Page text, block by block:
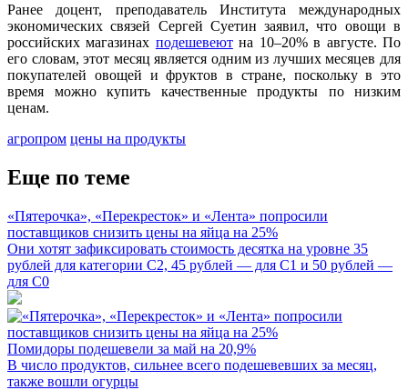
Ранее доцент, преподаватель Института международных
экономических связей Сергей Суетин заявил, что овощи в
российских магазинах подешевеютна 10–20% в августе. По
его словам, этот месяц является одним из лучших месяцев для
покупателей овощей и фруктов в стране, поскольку в это
время можно купить качественные продукты по низким
ценам.
агропром цены на продукты
Еще по теме
«Пятерочка», «Перекресток» и «Лента» попросили
поставщиков снизить цены на яйца на 25%
Они хотят зафиксировать стоимость десятка на уровне 35
рублей для категории С2, 45 рублей — для С1 и 50 рублей —
для С0
Помидоры подешевели за май на 20,9%
В число продуктов, сильнее всего подешевевших за месяц,
также вошли огурцы